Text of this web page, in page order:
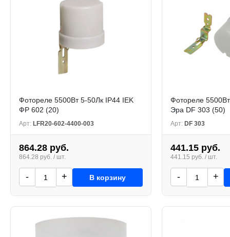
Фотореле 5500Вт 5-50Лк IP44 IEK
ФР 602 (20)
Арт: LFR20-602-4400-003
864.28 руб.
864.28 руб. / шт.
- + В корзину
Фотореле
Эра DF 303 (50)
Арт: DF 303
441.15 руб.
441.15 руб. / шт.
- +